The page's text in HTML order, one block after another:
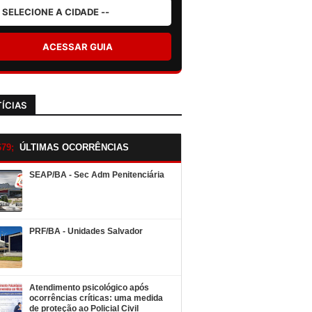
ACESSAR GUIA
ÚLTIMAS OCORRÊNCIAS
SEAP/BA - Sec Adm Penitenciária
PRF/BA - Unidades Salvador
Atendimento psicológico após
ocorrências críticas: uma medida
de proteção ao Policial Civil